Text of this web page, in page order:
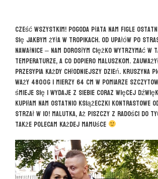
Cześć wszystkim! Pogoda płata nam figle
się jakbym żyła w tropikach. Od upałów po
nawałnice – nam dorosłym ciężko wytrzymać w
temperaturze, a co dopiero maluszkom.
przesypia każdy chłodniejszy dzień. Kruszyna
waży 4800g i mierzy 64 cm w pomiarze
śmieje się i wydaje z siebie coraz więcej
kupiłam nam ostatnio książeczki kontrastowe
strzał w 10! Malutka, aż piszczy z radości do
także polecam każdej mamuśce